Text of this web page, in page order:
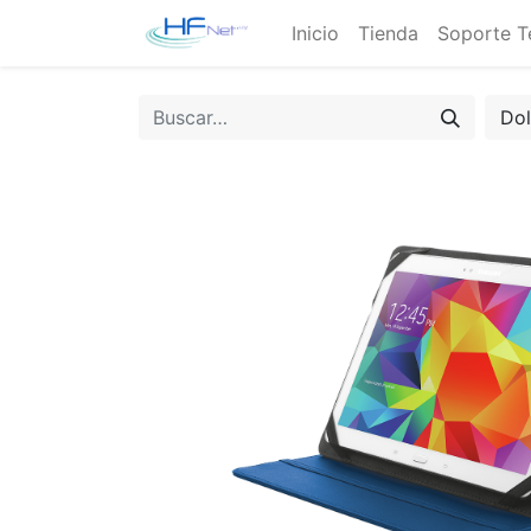
Inicio Tienda Soporte